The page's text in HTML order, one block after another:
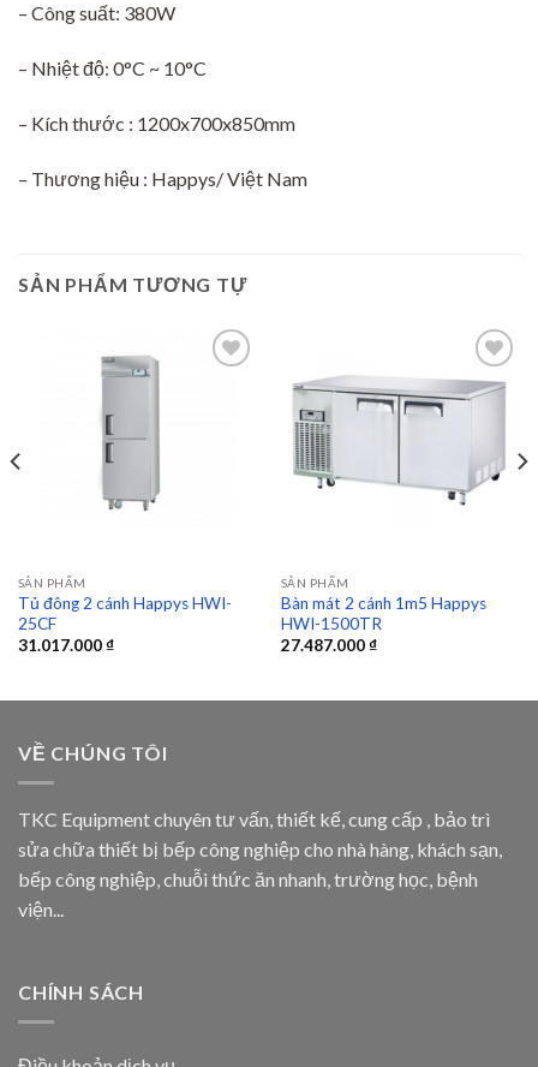
– Công suất: 380W
– Nhiệt độ: 0°C ~ 10°C
– Kích thước : 1200x700x850mm
– Thương hiệu : Happys/ Việt Nam
SẢN PHẨM TƯƠNG TỰ
SẢN PHẨM
Tủ đông 2 cánh Happys HWI-
25CF
31.017.000₫
SẢN PHẨM
Bàn mát 2 cánh 1m5 Happys
HWI-1500TR
27.487.000₫
VỀ CHÚNG TÔI
TKC Equipment chuyên tư vấn, thiết kế, cung cấp , bảo trì
sửa chữa thiết bị bếp công nghiệp cho nhà hàng, khách sạn,
bếp công nghiệp, chuỗi thức ăn nhanh, trường học, bệnh
viện...
CHÍNH SÁCH